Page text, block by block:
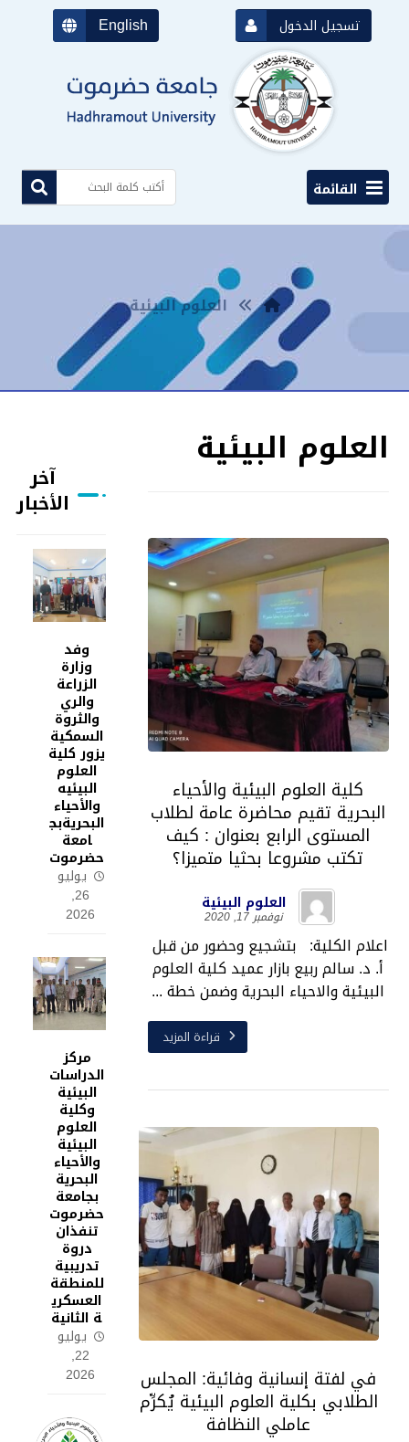
English تسجيل الدخول
القائمة
العلوم البيئية
العلوم البيئية
كلية العلوم البيئية والأحياء
البحرية تقيم محاضرة عامة لطلاب
المستوى الرابع بعنوان : كيف
تكتب مشروعا بحثيا متميزا؟
العلوم البيئية
نوفمبر 17, 2020
اعلام الكلية: بتشجيع وحضور من قبل
أ. د. سالم ربيع بازار عميد كلية العلوم
البيئية والاحياء البحرية وضمن خطة ...
قراءة المزيد
في لفتة إنسانية وفائية: المجلس
الطلابي بكلية العلوم البيئية يُكرِّم
عاملي النظافة
آخر
الأخبار
وفد
وزارة
الزراعة
والري
والثروة
السمكية
يزور كلية
العلوم
البيئيه
والأحياء
البحريةبج
امعة
حضرموت
يوليو
26,
2026
مركز
الدراسات
البيئية
وكلية
العلوم
البيئية
والأحياء
البحرية
بجامعة
حضرموت
تنفذان
دروة
تدريبية
للمنطقة
العسكري
ة الثانية
يوليو
22,
2026